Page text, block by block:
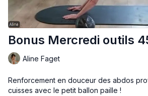
Bonus Mercredi outils
Aline Faget
Renforcement en douceur des abdos
cuisses avec le petit ballon paille !